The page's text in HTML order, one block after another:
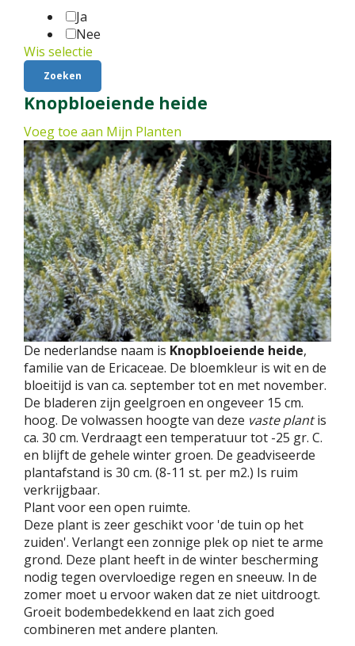
Ja
Nee
Wis selectie
Knopbloeiende heide
Voeg toe aan Mijn Planten
De nederlandse naam is Knopbloeiende heide,
familie van de Ericaceae. De bloemkleur is wit en de
bloeitijd is van ca. september tot en met november.
De bladeren zijn geelgroen en ongeveer 15 cm.
hoog. De volwassen hoogte van deze vaste plantis
ca. 30 cm. Verdraagt een temperatuur tot -25 gr. C.
en blijft de gehele winter groen. De geadviseerde
plantafstand is 30 cm. (8-11 st. per m2.) Is ruim
verkrijgbaar.
Plant voor een open ruimte.
Deze plant is zeer geschikt voor 'de tuin op het
zuiden'. Verlangt een zonnige plek op niet te arme
grond. Deze plant heeft in de winter bescherming
nodig tegen overvloedige regen en sneeuw. In de
zomer moet u ervoor waken dat ze niet uitdroogt.
Groeit bodembedekkend en laat zich goed
combineren met andere planten.